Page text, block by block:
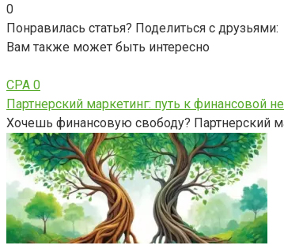
0
Понравилась статья? Поделиться с друзьями:
Вам также может быть интересно
CPA 0
Партнерский маркетинг: путь к финансовой
Хочешь финансовую свободу? Партнерский